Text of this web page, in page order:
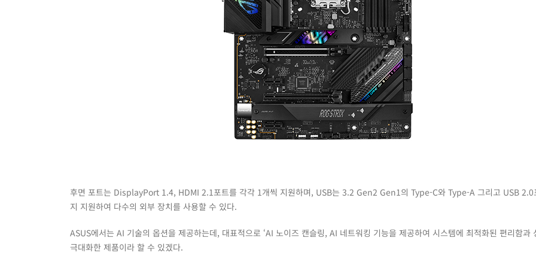
후면 포트는 DisplayPort 1.4, HDMI 2.1포트를 각각 1개씩 지원하며, USB는 3.2 Gen2 Gen1의 Type-C와 Type-A 그리고 USB 2.0
지 지원하여 다수의 외부 장치를 사용할 수 있다.
ASUS에서는 AI 기술의 옵션을 제공하는데, 대표적으로 ‘AI 노이즈 캔슬링, AI 네트워킹 기능을 제공하여 시스템에 최적화된 편리함과
극대화한 제품이라 할 수 있겠다.